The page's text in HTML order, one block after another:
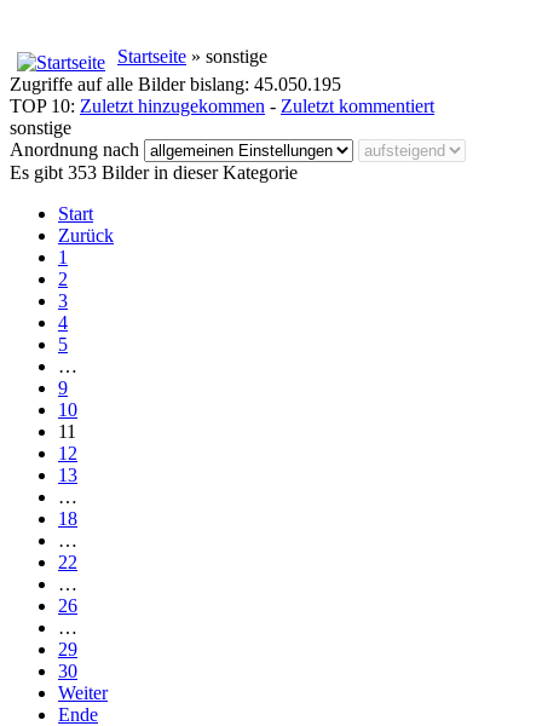
Startseite » sonstige
Zugriffe auf alle Bilder bislang: 45.050.195
TOP 10: Zuletzt hinzugekommen - Zuletzt kommentiert
sonstige
Anordnung nach
Es gibt 353 Bilder in dieser Kategorie
Start
Zurück
1
2
3
4
5
…
9
10
11
12
13
…
18
…
22
…
26
…
29
30
Weiter
Ende